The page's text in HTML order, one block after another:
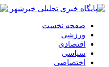
صفحه نخست
ورزشی
اقتصادی
سیاسی
اختصاصی